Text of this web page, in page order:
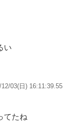
い
12/03(日) 16:11:39.55
てたね